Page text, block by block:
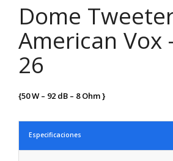
Dome
American Vox
26
{50 W – 92 dB – 8 Ohm}
Especificaciones